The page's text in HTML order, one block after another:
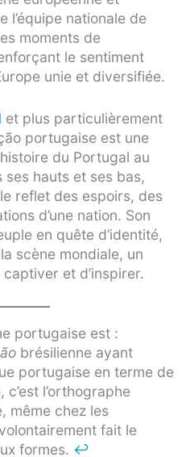
l’équipe nationale de
moments de
le sentiment
unie et diversifiée.
et plus particulièrement
portugaise est une
du Portugal au
hauts et ses bas,
reflet des espoirs, des
d’une nation. Son
en quête d’identité,
scène mondiale, un
et d’inspirer.
portugaise est :
brésilienne ayant
portugaise en terme de
l’orthographe
même chez les
fait le
formes. ↩︎